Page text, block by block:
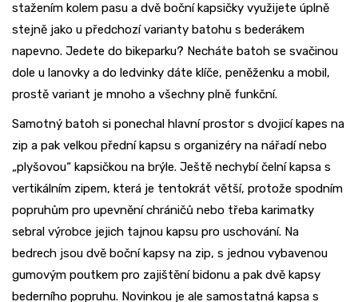
stažením kolem pasu a dvě boční kapsičky využijete úplně
stejně jako u předchozí varianty batohu s bederákem
napevno. Jedete do bikeparku? Necháte batoh se svačinou
dole u lanovky a do ledvinky dáte klíče, peněženku a mobil,
prostě variant je mnoho a všechny plně funkční.
Samotný batoh si ponechal hlavní prostor s dvojicí kapes na
zip a pak velkou přední kapsu s organizéry na nářadí nebo
„plyšovou“ kapsičkou na brýle. Ještě nechybí čelní kapsa s
vertikálním zipem, která je tentokrát větší, protože spodním
popruhům pro upevnění chráničů nebo třeba karimatky
sebral výrobce jejich tajnou kapsu pro uschování. Na
bedrech jsou dvě boční kapsy na zip, s jednou vybavenou
gumovým poutkem pro zajištění bidonu a pak dvě kapsy
bederního popruhu. Novinkou je ale samostatná kapsa s